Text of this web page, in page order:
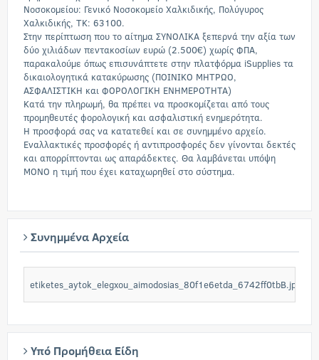
Νοσοκομείου: Γενικό Νοσοκομείο Χαλκιδικής, Πολύγυρος
Χαλκιδικής, ΤΚ: 63100.
Στην περίπτωση που το αίτημα ΣΥΝΟΛΙΚΑ ξεπερνά την αξία των
δύο χιλιάδων πεντακοσίων ευρώ (2.500€) χωρίς ΦΠΑ,
παρακαλούμε όπως επισυνάπτετε στην πλατφόρμα iSupplies τα
δικαιολογητικά κατακύρωσης (ΠΟΙΝΙΚΟ ΜΗΤΡΩΟ,
ΑΣΦΑΛΙΣΤΙΚΗ και ΦΟΡΟΛΟΓΙΚΗ ΕΝΗΜΕΡΟΤΗΤΑ)
Κατά την πληρωμή, θα πρέπει να προσκομίζεται από τους
προμηθευτές φορολογική και ασφαλιστική ενημερότητα.
Η προσφορά σας να κατατεθεί και σε συνημμένο αρχείο.
Εναλλακτικές προσφορές ή αντιπροσφορές δεν γίνονται δεκτές
και απορρίπτονται ως απαράδεκτες. Θα λαμβάνεται υπόψη
ΜΟΝΟ η τιμή που έχει καταχωρηθεί στο σύστημα.
Συνημμένα Αρχεία
etiketes_aytok_elegxou_aimodosias_80f1e6etda_6742ff0tbB.jpg
Υπό Προμήθεια Είδη